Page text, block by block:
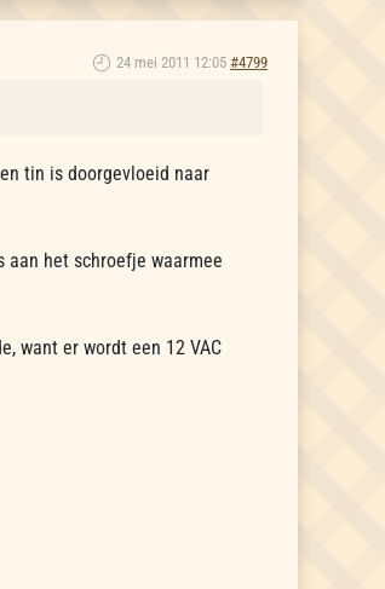
24 mei 2011 12:05 #4799
tin is doorgevloeid naar
aan het schroefje waarmee
want er wordt een 12 VAC